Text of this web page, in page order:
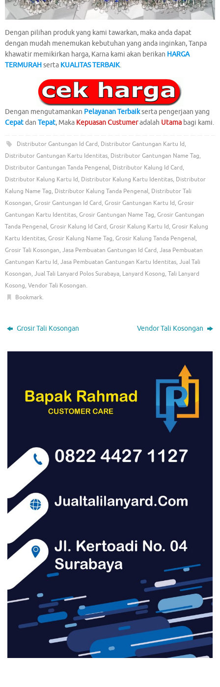
Dengan pilihan produk yang kami tawarkan, maka anda dapat
dengan mudah menemukan kebutuhan yang anda inginkan, Tanpa
khawatir memikirkan harga, Karna kami akan berikan HARGA
TERMURAHserta KUALITAS TERBAIK.
Dengan mengutamankan Pelayanan Terbaikserta pengerjaan yang
Cepatdan Tepat, Maka KepuasanCustumeradalah Utama bagi kami.
Distributor Gantungan Id Card, Distributor Gantungan Kartu Id,
Distributor Gantungan Kartu Identitas, Distributor Gantungan Name Tag,
Distributor Gantungan Tanda Pengenal, Distributor Kalung Id Card,
Distributor Kalung Kartu Id, Distributor Kalung Kartu Identitas, Distributor
Kalung Name Tag, Distributor Kalung Tanda Pengenal, Distributor Tali
Kosongan, Grosir Gantungan Id Card, Grosir Gantungan Kartu Id, Grosir
Gantungan Kartu Identitas, Grosir Gantungan Name Tag, Grosir Gantungan
Tanda Pengenal, Grosir Kalung Id Card, Grosir Kalung Kartu Id, Grosir Kalung
Kartu Identitas, Grosir Kalung Name Tag, Grosir Kalung Tanda Pengenal,
Grosir Tali Kosongan, Jasa Pembuatan Gantungan Id Card, Jasa Pembuatan
Gantungan Kartu Id, Jasa Pembuatan Gantungan Kartu Identitas, Jual Tali
Kosongan, Jual Tali Lanyard Polos Surabaya, Lanyard Kosong, Tali Lanyard
Kosong, Vendor Tali Kosongan.
Bookmark.
Grosir Tali Kosongan Vendor Tali Kosongan